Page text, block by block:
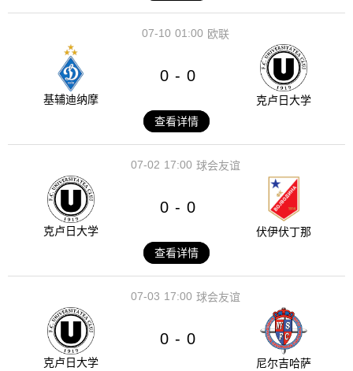
01:00
07-10 欧联
基辅迪纳摩
0 - 0
克卢日大学
查看详情
17:00
07-02 球会友谊
克卢日大学
0 - 0
伏伊伏丁那
查看详情
17:00
07-03 球会友谊
克卢日大学
0 - 0
尼尔吉哈萨